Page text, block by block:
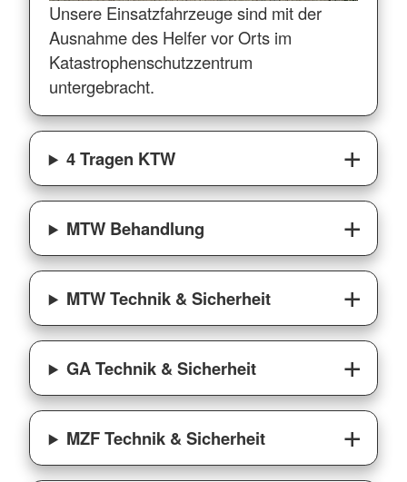
Unsere Einsatzfahrzeuge sind mit der
Ausnahme des Helfer vor Orts im
Katastrophenschutzzentrum
untergebracht.
4 Tragen KTW
MTW Behandlung
MTW Technik & Sicherheit
GA Technik & Sicherheit
MZF Technik & Sicherheit